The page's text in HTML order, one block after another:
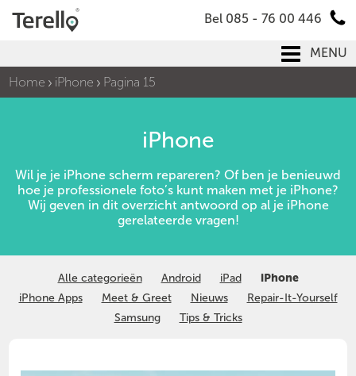
Bel 085 - 76 00 446
MENU
Home
iPhone Pagina 15
iPhone
Wil je je iPhone scherm repareren? Of ben je benieuwd
hoe je professionele foto’s kunt maken met je iPhone?
Wij geven in dit overzicht antwoord op al je iPhone
gerelateerde vragen!
Alle categorieën Android iPad
iPhone
iPhone Apps
Meet & Greet Nieuws
Repair-It-Yourself
Samsung
Tips & Tricks